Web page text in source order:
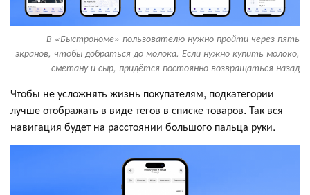
В «Быстрономе» пользователю нужно пройти через пять
экранов, чтобы добраться до молока. Если нужно купить молоко,
сметану и сыр, придётся постоянно возвращаться назад
Чтобы не усложнять жизнь покупателям, подкатегории
лучше отображать в виде тегов в списке товаров. Так вся
навигация будет на расстоянии большого пальца руки.